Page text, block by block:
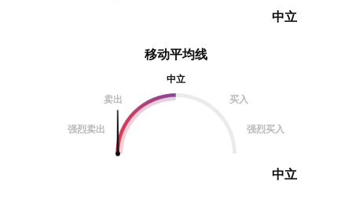
中立
移动平均线
中立
卖出
买入
强烈卖出 强烈买入
中立